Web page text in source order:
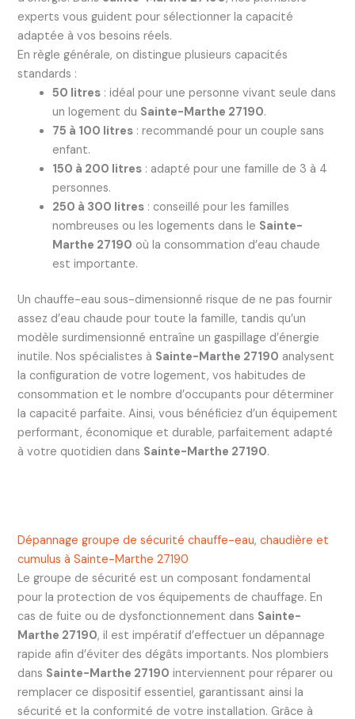
experts vous guident pour sélectionner la capacité
adaptée à vos besoins réels.
En règle générale, on distingue plusieurs capacités
standards :
50 litres: idéal pour une personne vivant seule dans
un logement du Sainte-Marthe 27190.
75 à 100 litres: recommandé pour un couple sans
enfant.
150 à 200 litres: adapté pour une famille de 3 à 4
personnes.
250 à 300 litres: conseillé pour les familles
nombreuses ou les logements dans le Sainte-
Marthe 27190 où la consommation d’eau chaude
est importante.
Un chauffe-eau sous-dimensionné risque de ne pas fournir
assez d’eau chaude pour toute la famille, tandis qu’un
modèle surdimensionné entraîne un gaspillage d’énergie
inutile. Nos spécialistes à Sainte-Marthe 27190 analysent
la configuration de votre logement, vos habitudes de
consommation et le nombre d’occupants pour déterminer
la capacité parfaite. Ainsi, vous bénéficiez d’un équipement
performant, économique et durable, parfaitement adapté
à votre quotidien dans Sainte-Marthe 27190.
Dépannage groupe de sécurité chauffe-eau, chaudière et
cumulus à Sainte-Marthe 27190
Le groupe de sécurité est un composant fondamental
pour la protection de vos équipements de chauffage. En
cas de fuite ou de dysfonctionnement dans Sainte-
Marthe 27190, il est impératif d’effectuer un dépannage
rapide afin d’éviter des dégâts importants. Nos plombiers
dans Sainte-Marthe 27190 interviennent pour réparer ou
remplacer ce dispositif essentiel, garantissant ainsi la
sécurité et la conformité de votre installation. Grâce à